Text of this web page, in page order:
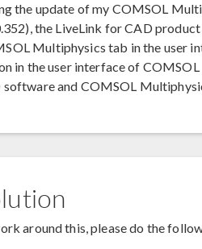
the update of my COMSOL
the LiveLink for CAD
Multiphysics tab in the user
in the user interface of
software and COMSOL
around this, please do the